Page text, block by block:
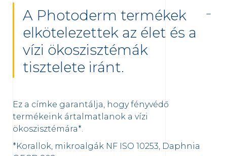
A Photoderm termékek
elkötelezettek az élet és a
vízi ökoszisztémák
tisztelete iránt.
Ez a címke garantálja, hogy fényvédő
termékeink ártalmatlanok a vízi
ökoszisztémára*.
*Korallok, mikroalgák NF ISO 10253, Daphnia